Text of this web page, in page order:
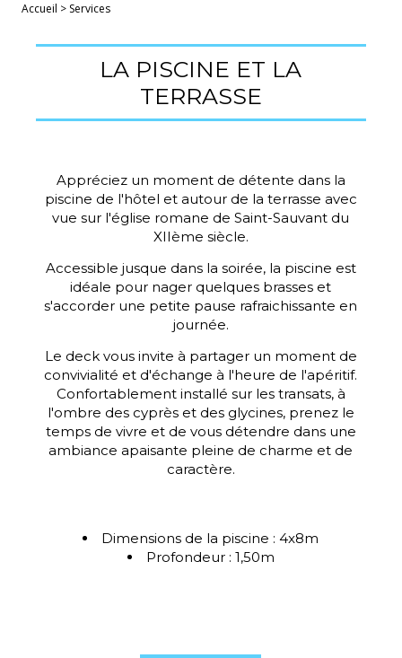
Accueil > Services
LA PISCINE ET LA
TERRASSE
Appréciez un moment de détente dans la
piscine de l'hôtel et autour de la terrasse avec
vue sur l'église romane de Saint-Sauvant du
XIIème siècle.
Accessible jusque dans la soirée, la piscine est
idéale pour nager quelques brasses et
s'accorder une petite pause rafraichissante en
journée.
Le deck vous invite à partager un moment de
convivialité et d'échange à l'heure de l'apéritif.
Confortablement installé sur les transats, à
l'ombre des cyprès et des glycines, prenez le
temps de vivre et de vous détendre dans une
ambiance apaisante pleine de charme et de
caractère.
Dimensions de la piscine : 4x8m
Profondeur : 1,50m